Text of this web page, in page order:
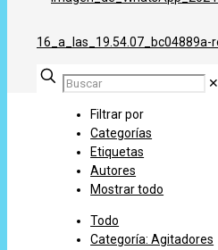
✕
Filtrar por
Categorías
Etiquetas
Autores
Mostrar todo
Todo
Categoría: Agitadores